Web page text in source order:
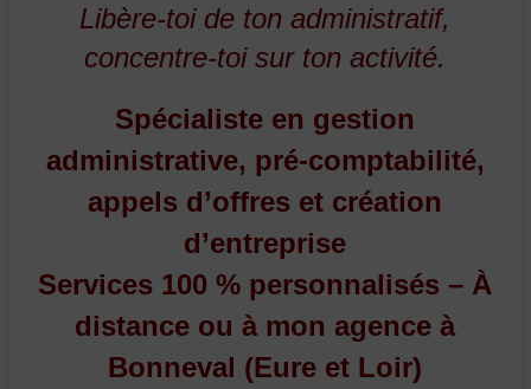
Libère-toi de ton administratif,
concentre-toi sur ton activité.
Spécialiste en gestion
administrative, pré-comptabilité,
appels d’offres et création
d’entreprise
Services 100 % personnalisés – À
distance ou à mon agence à
Bonneval (Eure et Loir)